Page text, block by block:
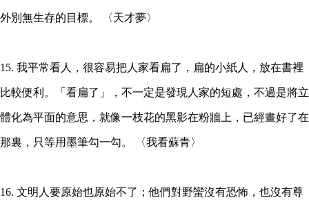
外別無生存的目標。 〈天才夢〉
15. 我平常看人，很容易把人家看扁了，扁的小紙人，放在書裡
比較便利。「看扁了」，不一定是發現人家的短處，不過是將立
體化為平面的意思，就像一枝花的黑影在粉牆上，已經畫好了在
那裏，只等用墨筆勾一勾。 〈我看蘇青〉
16. 文明人要原始也原始不了；他們對野蠻沒有恐怖，也沒有尊